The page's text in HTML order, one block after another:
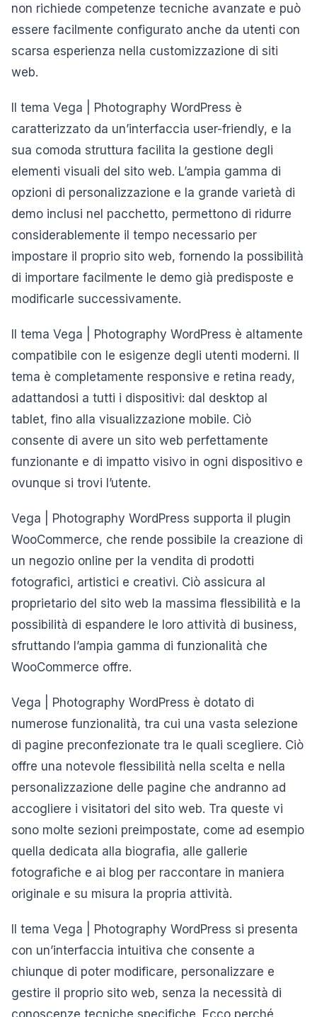
non richiede competenze tecniche avanzate e può
essere facilmente configurato anche da utenti con
scarsa esperienza nella customizzazione di siti
web.
Il tema Vega | Photography WordPress è
caratterizzato da un’interfaccia user-friendly, e la
sua comoda struttura facilita la gestione degli
elementi visuali del sito web. L’ampia gamma di
opzioni di personalizzazione e la grande varietà di
demo inclusi nel pacchetto, permettono di ridurre
considerablemente il tempo necessario per
impostare il proprio sito web, fornendo la possibilità
di importare facilmente le demo già predisposte e
modificarle successivamente.
Il tema Vega | Photography WordPress è altamente
compatibile con le esigenze degli utenti moderni. Il
tema è completamente responsive e retina ready,
adattandosi a tutti i dispositivi: dal desktop al
tablet, fino alla visualizzazione mobile. Ciò
consente di avere un sito web perfettamente
funzionante e di impatto visivo in ogni dispositivo e
ovunque si trovi l’utente.
Vega | Photography WordPress supporta il plugin
WooCommerce, che rende possibile la creazione di
un negozio online per la vendita di prodotti
fotografici, artistici e creativi. Ciò assicura al
proprietario del sito web la massima flessibilità e la
possibilità di espandere le loro attività di business,
sfruttando l’ampia gamma di funzionalità che
WooCommerce offre.
Vega | Photography WordPress è dotato di
numerose funzionalità, tra cui una vasta selezione
di pagine preconfezionate tra le quali scegliere. Ciò
offre una notevole flessibilità nella scelta e nella
personalizzazione delle pagine che andranno ad
accogliere i visitatori del sito web. Tra queste vi
sono molte sezioni preimpostate, come ad esempio
quella dedicata alla biografia, alle gallerie
fotografiche e ai blog per raccontare in maniera
originale e su misura la propria attività.
Il tema Vega | Photography WordPress si presenta
con un’interfaccia intuitiva che consente a
chiunque di poter modificare, personalizzare e
gestire il proprio sito web, senza la necessità di